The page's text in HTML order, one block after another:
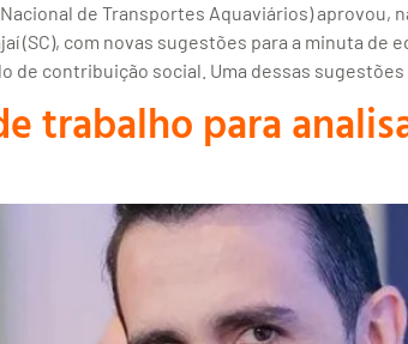
de Transportes Aquaviários) aprovou,
(SC), com novas sugestões para a minuta de
de contribuição social. Uma dessas
trabalho para